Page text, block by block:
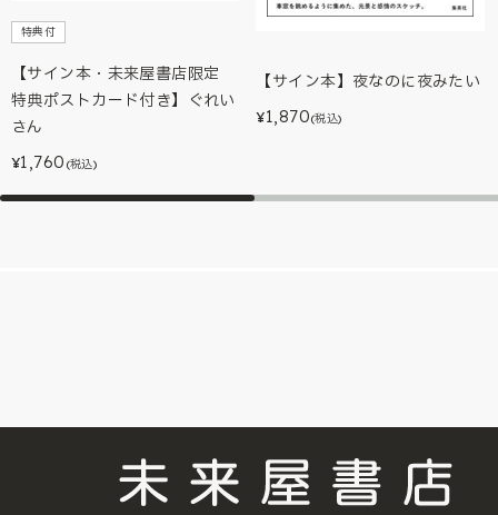
特典付
【サイン本・未来屋書店限定
特典ポストカード付き】ぐれい
さん
¥1,760 (税込)
【サイン本】夜なのに夜みたい
¥1,870(税込)